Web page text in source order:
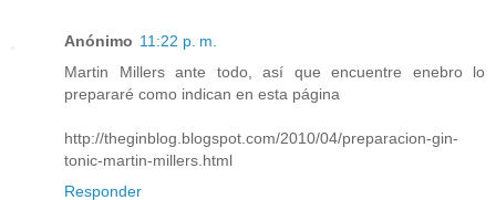
Anónimo 11:22 p. m.
Martin Millers ante todo, así que encuentre enebro lo
prepararé como indican en esta página
http://theginblog.blogspot.com/2010/04/preparacion-gin-
tonic-martin-millers.html
Responder